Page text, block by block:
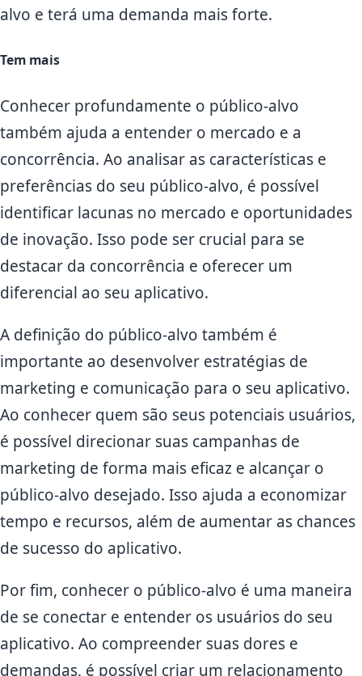
alvo e terá uma demanda mais forte.
Tem mais
Conhecer profundamente o público-alvo
também ajuda a entender o mercado e a
concorrência. Ao analisar as características e
preferências do seu público-alvo, é possível
identificar lacunas no mercado e oportunidades
de inovação. Isso pode ser crucial para se
destacar da concorrência e oferecer um
diferencial ao seu aplicativo.
A definição do público-alvo também é
importante ao desenvolver estratégias de
marketing e comunicação para o seu aplicativo.
Ao conhecer quem são seus potenciais usuários,
é possível direcionar suas campanhas de
marketing de forma mais eficaz e alcançar o
público-alvo desejado. Isso ajuda a economizar
tempo e recursos, além de aumentar as chances
de sucesso do aplicativo.
Por fim, conhecer o público-alvo é uma maneira
de se conectar e entender os usuários do seu
aplicativo. Ao compreender suas dores e
demandas, é possível criar um relacionamento